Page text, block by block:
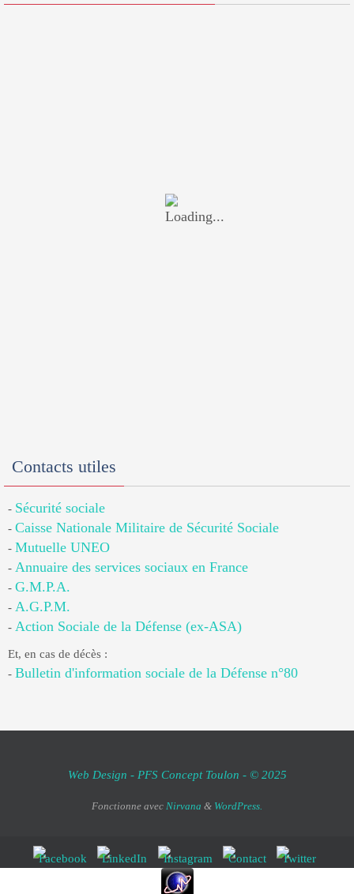
Contacts utiles
- Sécurité sociale
- Caisse Nationale Militaire de Sécurité Sociale
- Mutuelle UNEO
- Annuaire des services sociaux en France
- G.M.P.A.
- A.G.P.M.
- Action Sociale de la Défense (ex-ASA)
Et, en cas de décès :
- Bulletin d'information sociale de la Défense n°80
Web Design - PFS Concept Toulon - © 2025
Fonctionne avec Nirvana & WordPress.